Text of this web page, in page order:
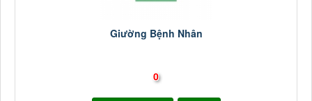
Giường Bệnh Nhân
0